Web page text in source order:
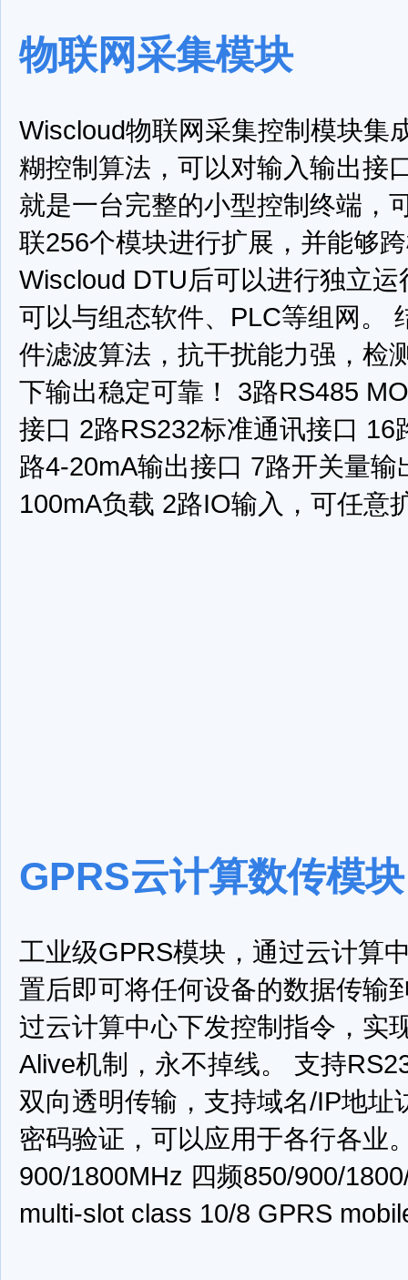
物联网采集模块
Wiscloud物联网采集控制模块集
糊控制算法，可以对输入输出接
就是一台完整的小型控制终端，
联256个模块进行扩展，并能够
Wiscloud DTU后可以进行独立
可以与组态软件、PLC等组网。
件滤波算法，抗干扰能力强，检
下输出稳定可靠！
3路RS485
接口 2路RS232标准通讯接口 16
路4-20mA输出接口 7路开关量输
100mA负载 2路IO输入，可任意
GPRS云计算数传模块
工业级GPRS模块，通过云计算
置后即可将任何设备的数据传输
过云计算中心下发控制指令，实
Alive机制，永不掉线。
支持
双向透明传输，支持域名/IP地址
密码验证，可以应用于各行各业
900/1800MHz 四频850/900/
multi-slot class 10/8 GPRS